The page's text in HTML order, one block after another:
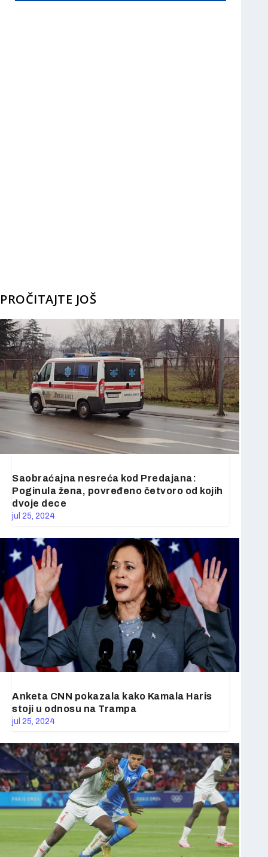
PROČITAJTE JOŠ
Saobraćajna nesreća kod Predajana:
Poginula žena, povređeno četvoro od kojih
dvoje dece
jul 25, 2024
Anketa CNN pokazala kako Kamala Haris
stoji u odnosu na Trampa
jul 25, 2024